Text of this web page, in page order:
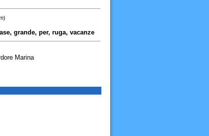
)
grande, per, ruga, vacanze
Marina